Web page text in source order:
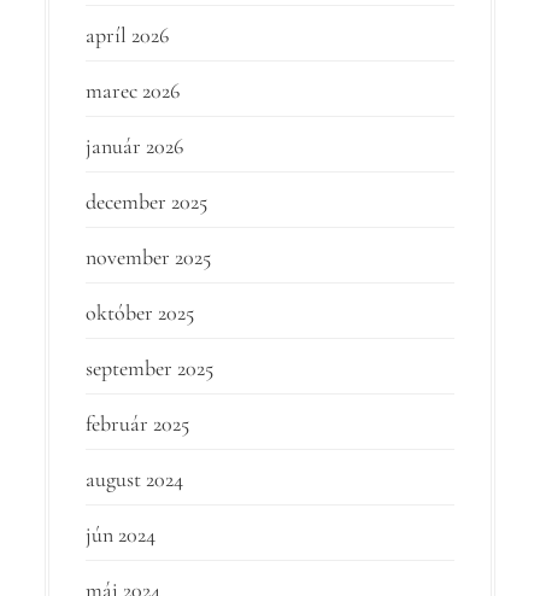
apríl 2026
marec 2026
január 2026
december 2025
november 2025
október 2025
september 2025
február 2025
august 2024
jún 2024
máj 2024